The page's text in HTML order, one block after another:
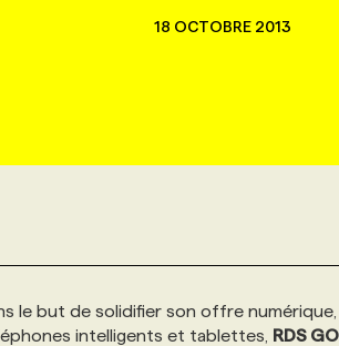
18 OCTOBRE 2013
le but de solidifier son offre numérique,
intelligents et tablettes, RDS GO